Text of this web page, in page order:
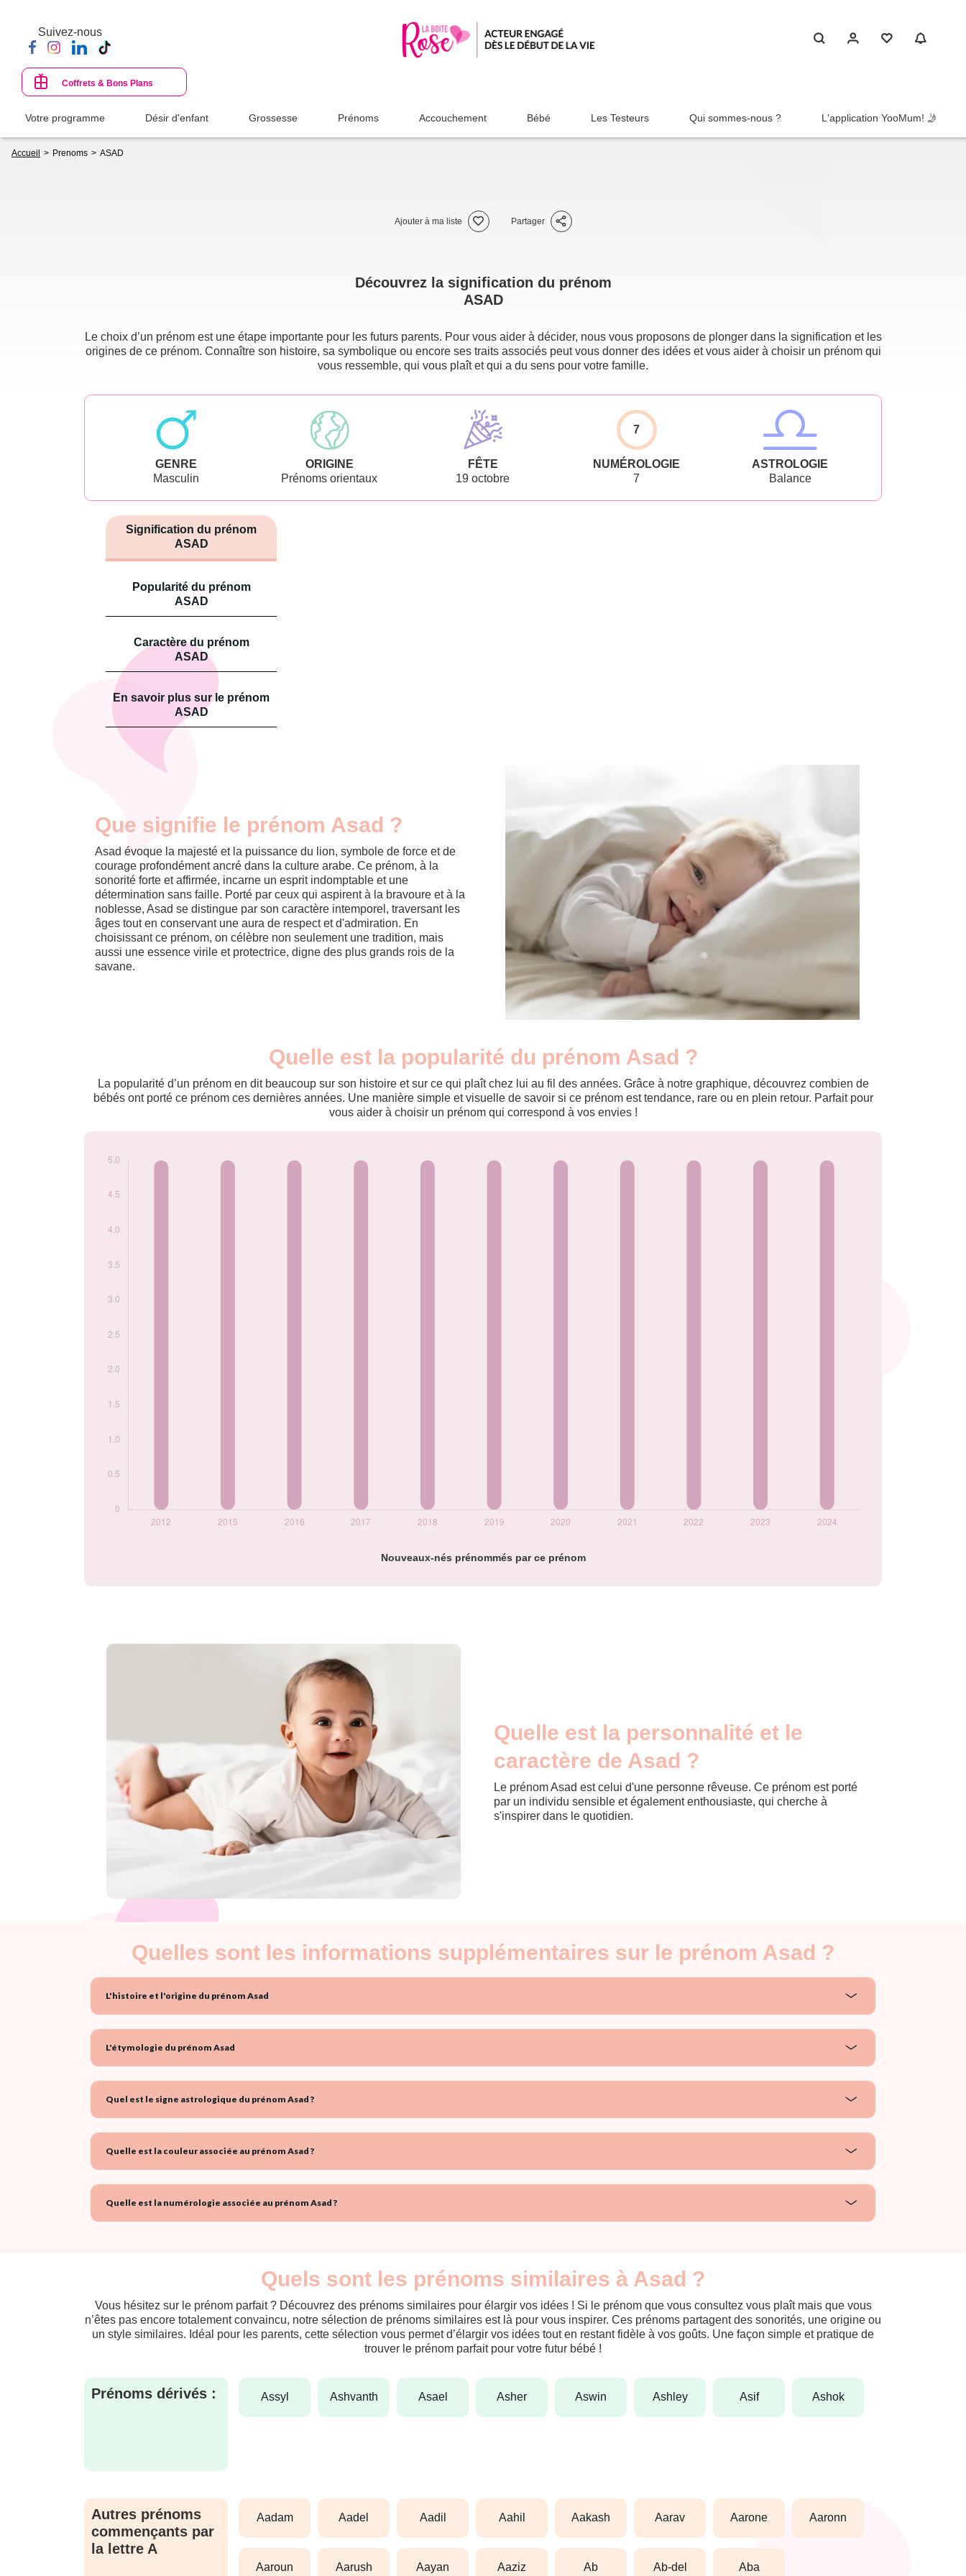
contenu
principal
Suivez-nous
Coffrets & Bons Plans
Votre programme Désir d'enfant Grossesse Prénoms Accouchement Bébé Les Testeurs Qui sommes-nous ? L'application YooMum! 🤳
d'Ariane
Accueil Prenoms ASAD
Ajouter à ma liste Partager
Découvrez la signification du prénom
ASAD
Le choix d’un prénom est une étape importante pour les futurs parents. Pour vous aider à décider, nous vous proposons de plonger dans la signification et les
origines de ce prénom. Connaître son histoire, sa symbolique ou encore ses traits associés peut vous donner des idées et vous aider à choisir un prénom qui
vous ressemble, qui vous plaît et qui a du sens pour votre famille.
GENRE
Masculin
ORIGINE
Prénoms orientaux
FÊTE
19 octobre
7
NUMÉROLOGIE
7
ASTROLOGIE
Balance
Signification du prénom
ASAD
Popularité du prénom
ASAD
Caractère du prénom
ASAD
En savoir plus sur le prénom
ASAD
Que signifie le prénom Asad ?
Asad évoque la majesté et la puissance du lion, symbole de force et de
courage profondément ancré dans la culture arabe. Ce prénom, à la
sonorité forte et affirmée, incarne un esprit indomptable et une
détermination sans faille. Porté par ceux qui aspirent à la bravoure et à la
noblesse, Asad se distingue par son caractère intemporel, traversant les
âges tout en conservant une aura de respect et d'admiration. En
choisissant ce prénom, on célèbre non seulement une tradition, mais
aussi une essence virile et protectrice, digne des plus grands rois de la
savane.
Quelle est la popularité du prénom Asad ?
La popularité d’un prénom en dit beaucoup sur son histoire et sur ce qui plaît chez lui au fil des années. Grâce à notre graphique, découvrez combien de
bébés ont porté ce prénom ces dernières années. Une manière simple et visuelle de savoir si ce prénom est tendance, rare ou en plein retour. Parfait pour
vous aider à choisir un prénom qui correspond à vos envies !
Nouveaux-nés prénommés par ce prénom
Popularité du
2012
5
2015
5
2019
5
2021
Quelle est la personnalité et le
caractère de Asad ?
Le prénom Asad est celui d'une personne rêveuse. Ce prénom est porté
par un individu sensible et également enthousiaste, qui cherche à
s'inspirer dans le quotidien.
Quelles sont les informations supplémentaires sur le prénom Asad ?
L'histoire et l'origine du prénom Asad
L'étymologie du prénom Asad
Quel est le signe astrologique du prénom Asad ?
Quelle est la couleur associée au prénom Asad ?
Quelle est la numérologie associée au prénom Asad ?
Quels sont les prénoms similaires à Asad ?
Vous hésitez sur le prénom parfait ? Découvrez des prénoms similaires pour élargir vos idées ! Si le prénom que vous consultez vous plaît mais que vous
n’êtes pas encore totalement convaincu, notre sélection de prénoms similaires est là pour vous inspirer. Ces prénoms partagent des sonorités, une origine ou
un style similaires. Idéal pour les parents, cette sélection vous permet d’élargir vos idées tout en restant fidèle à vos goûts. Une façon simple et pratique de
trouver le prénom parfait pour votre futur bébé !
Prénoms dérivés : assyl ashvanth asael asher aswin ashley asif ashok
Autres prénoms
commençants par
la lettre A
aadam aadel aadil aahil aakash aarav aarone aaronn
aaroun aarush aayan aaziz ab ab-del aba